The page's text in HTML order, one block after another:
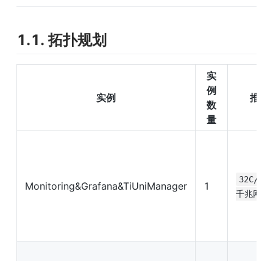
1.1. 拓扑规划
实例
实
例
数
量
推荐
Monitoring&Grafana&TiUniManager 1
32C/
千兆网卡